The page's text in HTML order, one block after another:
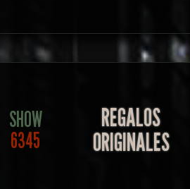
SHOW
6345
REGALOS
ORIGINALES